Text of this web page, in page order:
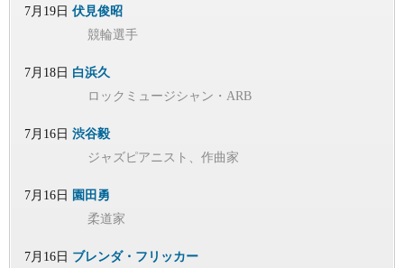
7月19日 伏見俊昭
競輪選手
7月18日 白浜久
ロックミュージシャン・ARB
7月16日 渋谷毅
ジャズピアニスト、作曲家
7月16日 園田勇
柔道家
7月16日 ブレンダ・フリッカー